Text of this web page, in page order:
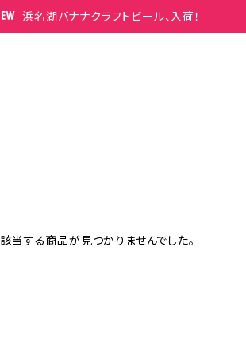
浜名湖バナナクラフトビール、入荷！
該当する商品が見つかりませんでした。